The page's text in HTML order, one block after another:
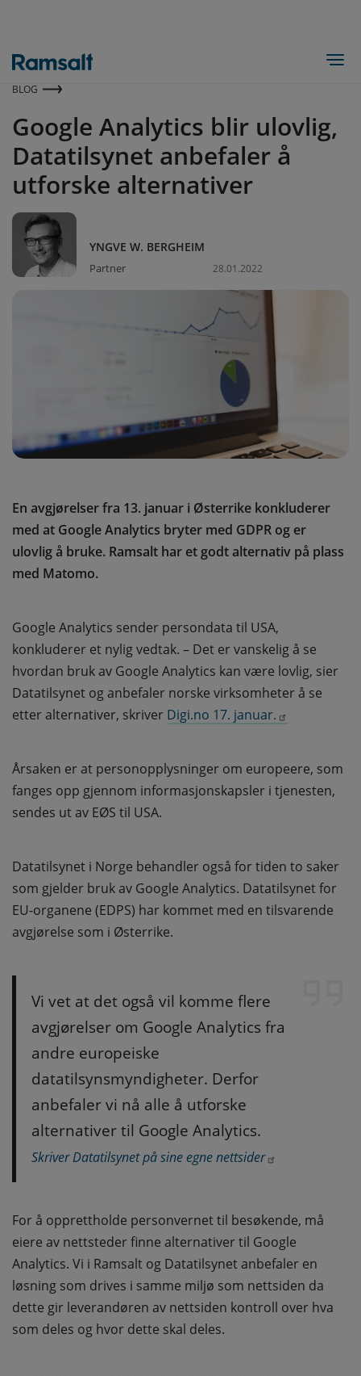
hovedinnhold
BLOG
Google Analytics blir ulovlig,
Datatilsynet anbefaler å
utforske alternativer
YNGVE W. BERGHEIM
Partner 28.01.2022
En avgjørelser fra 13. januar i Østerrike konkluderer
med at Google Analytics bryter med GDPR og er
ulovlig å bruke. Ramsalt har et godt alternativ på plass
med Matomo.
Google Analytics sender persondata til USA,
konkluderer et nylig vedtak. – Det er vanskelig å se
hvordan bruk av Google Analytics kan være lovlig, sier
Datatilsynet og anbefaler norske virksomheter å se
etter alternativer, skriver Digi.no 17. januar.
Årsaken er at personopplysninger om europeere, som
fanges opp gjennom informasjonskapsler i tjenesten,
sendes ut av EØS til USA.
Datatilsynet i Norge behandler også for tiden to saker
som gjelder bruk av Google Analytics. Datatilsynet for
EU-organene (EDPS) har kommet med en tilsvarende
avgjørelse som i Østerrike.
Vi vet at det også vil komme flere
avgjørelser om Google Analytics fra
andre europeiske
datatilsynsmyndigheter. Derfor
anbefaler vi nå alle å utforske
alternativer til Google Analytics.
Skriver Datatilsynet på sine egne nettsider
For å opprettholde personvernet til besøkende, må
eiere av nettsteder finne alternativer til Google
Analytics. Vi i Ramsalt og Datatilsynet anbefaler en
løsning som drives i samme miljø som nettsiden da
dette gir leverandøren av nettsiden kontroll over hva
som deles og hvor dette skal deles.